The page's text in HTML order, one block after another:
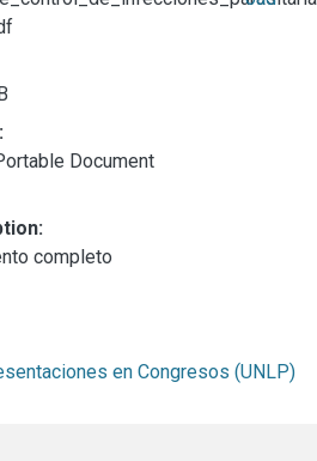
Document
completo
en Congresos (UNLP)